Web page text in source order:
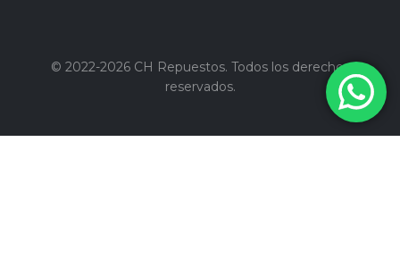
© 2022-2026 CH Repuestos. Todos los derechos
reservados.